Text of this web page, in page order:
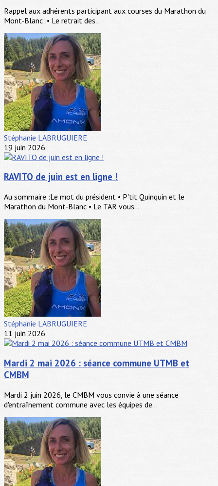
Rappel aux adhérents participant aux courses du Marathon du
Mont-Blanc :• Le retrait des...
Stéphanie LABRUGUIERE
19 juin 2026
RAVITO de juin est en ligne !
Au sommaire :Le mot du président • P'tit Quinquin et le
Marathon du Mont-Blanc • Le TAR vous...
Stéphanie LABRUGUIERE
11 juin 2026
Mardi 2 mai 2026 : séance commune UTMB et
CMBM
Mardi 2 juin 2026, le CMBM vous convie à une séance
d'entraînement commune avec les équipes de...